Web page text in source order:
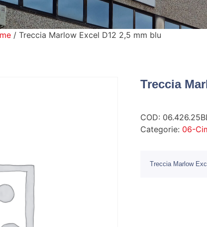
/ Treccia Marlow Excel D12 2,5 mm blu
Treccia
COD:
Categorie: 06-
Treccia Marlow